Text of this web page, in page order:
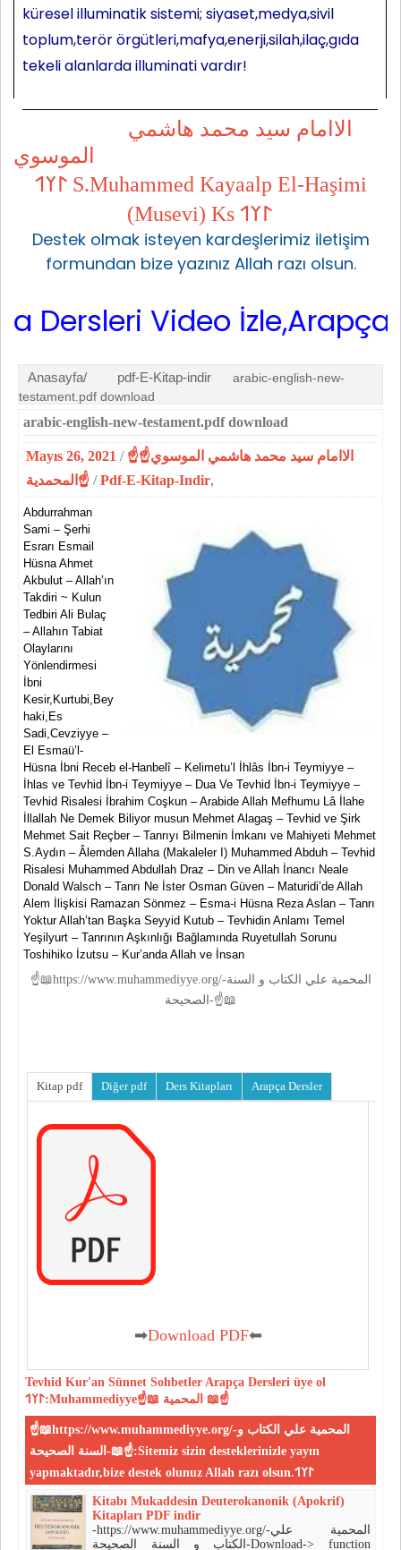
küresel illuminatik sistemi; siyaset,medya,sivil
toplum,terör örgütleri,mafya,enerji,silah,ilaç,gıda
tekeli alanlarda illuminati vardır!
الاامام سيد محمد هاشمي
الموسوي
𐰃𐰠𐰯 S.Muhammed Kayaalp El-Haşimi
(Musevi) Ks 𐰃𐰠𐰯
Destek olmak isteyen kardeşlerimiz iletişim
formundan bize yazınız Allah razı olsun.
Video İzle,Arapça
Anasayfa/ pdf-E-Kitap-indir
arabic-english-new-
testament.pdf download
arabic-english-new-testament.pdf download
Mayıs 26, 2021 / ☝الاامام سيد محمد هاشمي الموسوي☝
المحمدية☝ /Pdf-E-Kitap-Indir,
Abdurrahman
Sami – Şerhi
Esrarı Esmail
Hüsna Ahmet
Akbulut – Allah’ın
Takdiri ~ Kulun
Tedbiri Ali Bulaç
– Allahın Tabiat
Olaylarını
Yönlendirmesi
İbni
Kesir,Kurtubi,Bey
haki,Es
Sadi,Cevziyye –
El Esmaü’l-
Hüsna İbni Receb el-Hanbelî – Kelimetu’l İhlâs İbn-i Teymiyye –
İhlas ve Tevhid İbn-i Teymiyye – Dua Ve Tevhid İbn-i Teymiyye –
Tevhid Risalesi İbrahim Coşkun – Arabide Allah Mefhumu Lâ İlahe
İllallah Ne Demek Biliyor musun Mehmet Alagaş – Tevhid ve Şirk
Mehmet Sait Reçber – Tanrıyı Bilmenin İmkanı ve Mahiyeti Mehmet
S.Aydın – Âlemden Allaha (Makaleler I) Muhammed Abduh – Tevhid
Risalesi Muhammed Abdullah Draz – Din ve Allah İnancı Neale
Donald Walsch – Tanrı Ne İster Osman Güven – Maturidi’de Allah
Alem İlişkisi Ramazan Sönmez – Esma-i Hüsna Reza Aslan – Tanrı
Yoktur Allah’tan Başka Seyyid Kutub – Tevhidin Anlamı Temel
Yeşilyurt – Tanrının Aşkınlığı Bağlamında Ruyetullah Sorunu
Toshihiko İzutsu – Kur’anda Allah ve İnsan
☝📖https://www.muhammediyye.org/-المحمية علي الكتاب و السنة
الصحيحة-☝📖
Kitap pdf Diğer pdf Ders Kitapları Arapça Dersler
➡Download PDF⬅
Tevhid Kur'an Sünnet Sohbetler Arapça Dersleri üye ol
𐰃𐰠𐰯:Muhammediyye☝📖 المحمية 📖☝
☝📖https://www.muhammediyye.org/-المحمية علي الكتاب و
السنة الصحيحة-📖☝:Sitemiz sizin desteklerinizle yayın
yapmaktadır,bize destek olunuz Allah razı olsun.𐰃𐰠𐰯
Kitabı Mukaddesin Deuterokanonik (Apokrif)
Kitapları PDF indir
-https://www.muhammediyye.org/-المحمية علي
الكتاب و السنة الصحيحة-Download-> function